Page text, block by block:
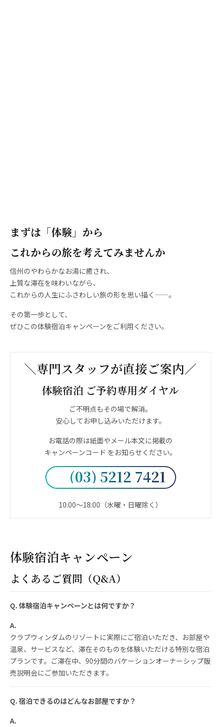
まずは「体験」から
これからの旅を考えてみませんか
信州のやわらかなお湯に癒され、
上質な滞在を味わいながら、
これからの人生にふさわしい旅の形を思い描く——。
その第一歩として、
ぜひこの体験宿泊キャンペーンをご利用ください。
＼専門スタッフが直接ご案内／
体験宿泊 ご予約専用ダイヤル
ご不明点もその場で解消。
安心してお申し込みいただけます。
お電話の際は紙面やメール本文に掲載の
キャンペーンコード をお知らせください。
(03) 5212 7421
10:00〜18:00（水曜・日曜除く）
体験宿泊キャンペーン
よくあるご質問（Q&A）
Q. 体験宿泊キャンペーンとは何ですか？
A.
クラブウィンダムのリゾートに実際にご宿泊いただき、お部屋や
温泉、サービスなど、滞在そのものを体験いただける特別な宿泊
プランです。ご滞在中、90分間のバケーションオーナーシップ販
売説明会にご参加いただきます。
Q. 宿泊できるのはどんなお部屋ですか？
A.